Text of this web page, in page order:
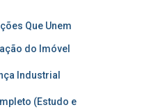
Que Unem
do Imóvel
Industrial
(Estudo e